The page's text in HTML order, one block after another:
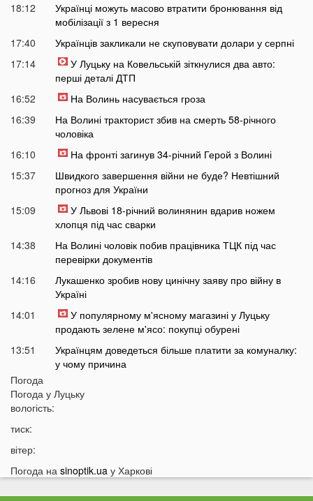
18:12
Українці можуть масово втратити бронювання від
мобілізації з 1 вересня
17:40
Українців закликали не скуповувати долари у серпні
17:14
У Луцьку на Ковельській зіткнулися два авто:
перші деталі ДТП
16:52
На Волинь насувається гроза
16:39
На Волині тракторист збив на смерть 58-річного
чоловіка
16:10
На фронті загинув 34-річний Герой з Волині
15:37
Швидкого завершення війни не буде? Невтішний
прогноз для України
15:09
У Львові 18-річний волинянин вдарив ножем
хлопця під час сварки
14:38
На Волині чоловік побив працівника ТЦК під час
перевірки документів
14:16
Лукашенко зробив нову цинічну заяву про війну в
Україні
14:01
У популярному м'ясному магазині у Луцьку
продають зелене м'ясо: покупці обурені
13:51
Українцям доведеться більше платити за комуналку:
у чому причина
13:30
у чоловіків: деталі
12:55
12:35
Відомий російський музикант приїхав до України:
Погода
Погода у Луцьку
вологість:
тиск:
вітер:
Погода на sinoptik.ua у Харкові